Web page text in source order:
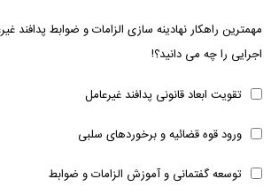
مهمترین راهکار نهادینه سازی الزامات و ضوابط پدافند
اجرایی را چه می دانید؟!
تقویت ابعاد قانونی پدافند غیرعامل
ورود قوه قضائیه و برخوردهای سلبی
توسعه گفتمانی و آموزش الزامات و ضوابط